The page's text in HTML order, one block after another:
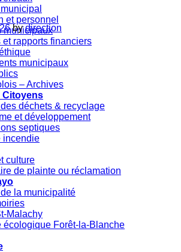
et personnel
municipaux
et rapports financiers
municipaux
– Archives
Citoyens
déchets & recyclage
et développement
septiques
incendie
culture
de plainte ou réclamation
la municipalité
Malachy
écologique Forêt-la-Blanche
bydirection